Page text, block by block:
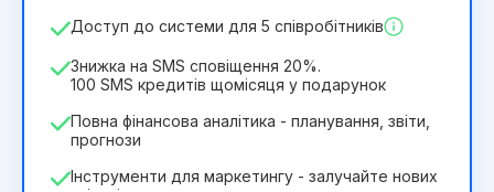
349₴ 244₴ /місяць
Доступ до системи для 5 співробітників
Знижка на SMS сповіщення 20%.
100 SMS кредитів щомісяця у подарунок
Повна фінансова аналітика - планування, звіти,
прогнози
Інструменти для маркетингу - залучайте нових